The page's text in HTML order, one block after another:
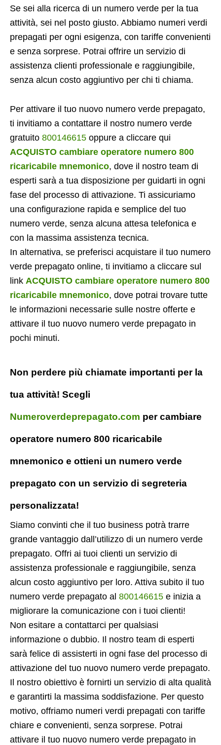
Se sei alla ricerca di un numero verde per la tua
attività, sei nel posto giusto. Abbiamo numeri verdi
prepagati per ogni esigenza, con tariffe convenienti
e senza sorprese. Potrai offrire un servizio di
assistenza clienti professionale e raggiungibile,
senza alcun costo aggiuntivo per chi ti chiama.
Per attivare il tuo nuovo numero verde prepagato,
ti invitiamo a contattare il nostro numero verde
gratuito 800146615 oppure a cliccare qui
ACQUISTO cambiare operatore numero 800
ricaricabile mnemonico, dove il nostro team di
esperti sarà a tua disposizione per guidarti in ogni
fase del processo di attivazione. Ti assicuriamo
una configurazione rapida e semplice del tuo
numero verde, senza alcuna attesa telefonica e
con la massima assistenza tecnica.
In alternativa, se preferisci acquistare il tuo numero
verde prepagato online, ti invitiamo a cliccare sul
link ACQUISTO cambiare operatore numero 800
ricaricabile mnemonico, dove potrai trovare tutte
le informazioni necessarie sulle nostre offerte e
attivare il tuo nuovo numero verde prepagato in
pochi minuti.
Non perdere più chiamate importanti per la
tua attività! Scegli
Numeroverdeprepagato.com per cambiare
operatore numero 800 ricaricabile
mnemonico e ottieni un numero verde
prepagato con un servizio di segreteria
personalizzata!
Siamo convinti che il tuo business potrà trarre
grande vantaggio dall’utilizzo di un numero verde
prepagato. Offri ai tuoi clienti un servizio di
assistenza professionale e raggiungibile, senza
alcun costo aggiuntivo per loro. Attiva subito il tuo
numero verde prepagato al 800146615 e inizia a
migliorare la comunicazione con i tuoi clienti!
Non esitare a contattarci per qualsiasi
informazione o dubbio. Il nostro team di esperti
sarà felice di assisterti in ogni fase del processo di
attivazione del tuo nuovo numero verde prepagato.
Il nostro obiettivo è fornirti un servizio di alta qualità
e garantirti la massima soddisfazione. Per questo
motivo, offriamo numeri verdi prepagati con tariffe
chiare e convenienti, senza sorprese. Potrai
attivare il tuo nuovo numero verde prepagato in